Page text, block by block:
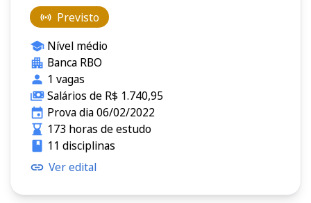
Previsto
Nível médio
Banca RBO
1 vagas
Salários de R$ 1.740,95
Prova dia 06/02/2022
173 horas de estudo
11 disciplinas
Ver edital